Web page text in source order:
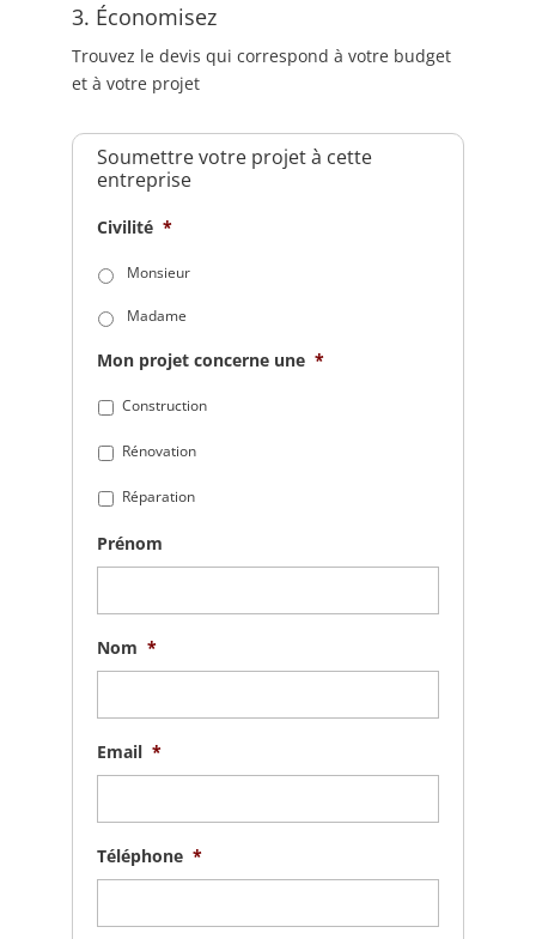
3. Économisez
Trouvez le devis qui correspond à votre budget
et à votre projet
Soumettre votre projet à cette
entreprise
Civilité *
Monsieur
Madame
Mon projet concerne une *
Construction
Rénovation
Réparation
Prénom
Nom *
Email *
Téléphone *